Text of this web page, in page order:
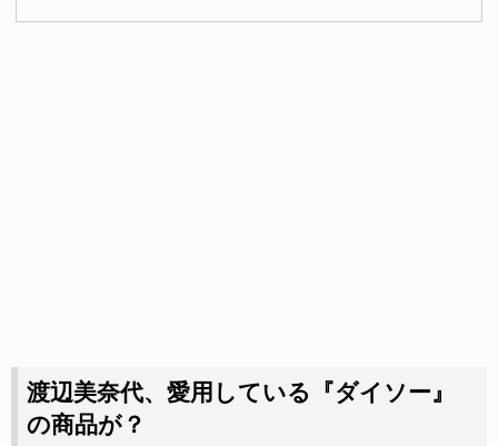
渡辺美奈代、愛用している『ダイソー』
の商品が？